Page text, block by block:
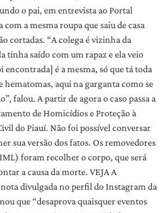
o pai, em entrevista ao Portal
a mesma roupa que saiu de casa
cortadas. “A colega é vizinha da
tinha saído com um rapaz e ela veio
encontrada] é a mesma, só que tá toda
hematomas, aqui na garganta como se
falou. A partir de agora o caso passa a
de Homicídios e Proteção à
do Piauí. Não foi possível conversar
sua versão dos fatos. Os removedores
foram recolher o corpo, que será
a causa da morte. VEJA A
divulgada no perfil do Instagram da
que “desaprova quaisquer eventos